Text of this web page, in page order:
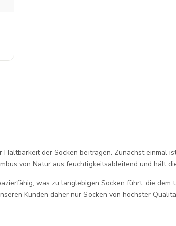
der Socken beitragen. Zunächst einmal
von Natur aus feuchtigkeitsableitend und hält
was zu langlebigen Socken führt, die dem
Kunden daher nur Socken von höchster